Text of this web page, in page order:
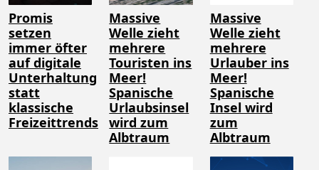
Promis
setzen
immer öfter
auf digitale
Unterhaltung
statt
klassische
Freizeittrends
Massive
Welle zieht
mehrere
Touristen ins
Meer!
Spanische
Urlaubsinsel
wird zum
Albtraum
Massive
Welle zieht
mehrere
Urlauber ins
Meer!
Spanische
Insel wird
zum
Albtraum